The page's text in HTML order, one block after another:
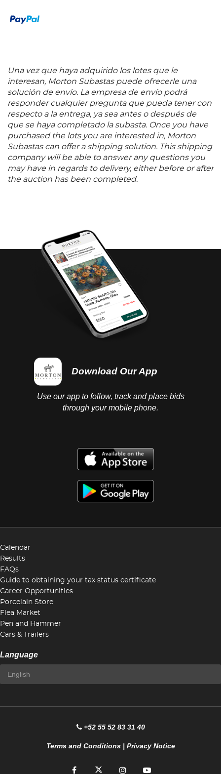
Una vez que haya adquirido los lotes que le
interesan, Morton Subastas puede ofrecerle una
solución de envío. La empresa de envío podrá
responder cualquier pregunta que pueda tener con
respecto a la entrega, ya sea antes o después de
que se haya completado la subasta. Once you have
purchased the lots you are interested in, Morton
Subastas can offer a shipping solution. This shipping
company will be able to answer any questions you
may have in regards to delivery, either before or after
the auction has been completed.
Download Our App
Use our app to follow, track and place bids
through your mobile phone.
Calendar
Results
FAQs
Guide to obtaining your tax status certificate
Career Opportunities
Porcelain Store
Flea Market
Pen and Hammer
Cars & Trailers
Language
+52 55 52 83 31 40
Terms and Conditions| Privacy Notice